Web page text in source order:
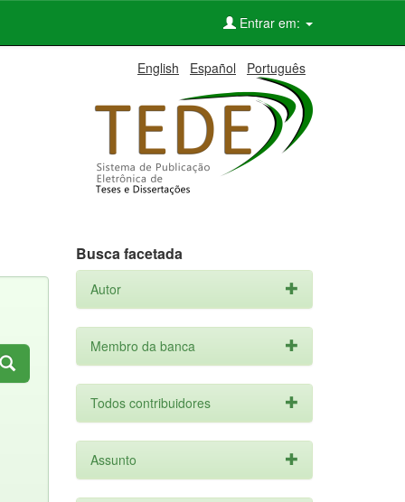
Entrar em:
English Español Português
Busca facetada
Autor
Membro da banca
Todos contribuidores
Assunto